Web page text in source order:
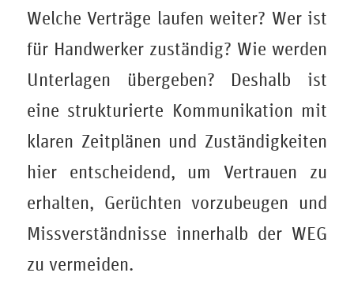
Welche Verträge laufen weiter? Wer ist
für Handwerker zuständig? Wie werden
Unterlagen übergeben? Deshalb ist
eine strukturierte Kommunikation mit
klaren Zeitplänen und Zuständigkeiten
hier entscheidend, um Vertrauen zu
erhalten, Gerüchten vorzubeugen und
Missverständnisse innerhalb der WEG
zu vermeiden.